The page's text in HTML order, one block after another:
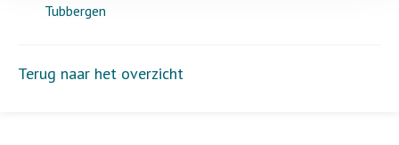
Tubbergen
Terug naar het overzicht